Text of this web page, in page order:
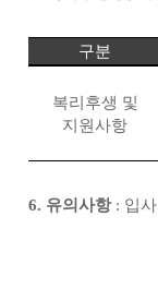
구분
복리후생 및
지원사항
6. 유의사항: 입